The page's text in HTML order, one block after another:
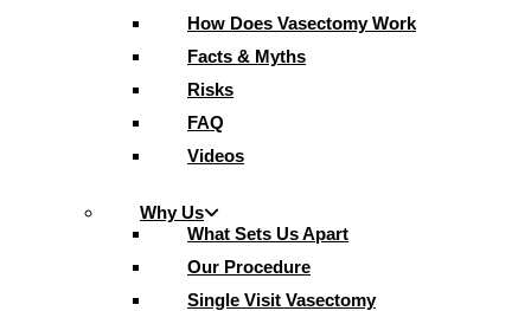
How Does Vasectomy Work
Facts & Myths
Risks
FAQ
Videos
Why Us
What Sets Us Apart
Our Procedure
Single Visit Vasectomy